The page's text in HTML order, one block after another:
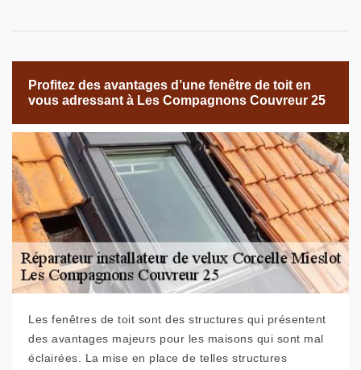
Profitez des avantages d’une fenêtre de toit en
vous adressant à Les Compagnons Couvreur 25
Les fenêtres de toit sont des structures qui présentent
des avantages majeurs pour les maisons qui sont mal
éclairées. La mise en place de telles structures